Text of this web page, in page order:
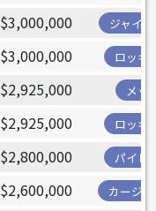
$3,000,000 ジャイ
$3,000,000 ロッキ
$2,925,000 メッ
$2,925,000 ロッキ
$2,800,000 パイレ
$2,600,000 カージ